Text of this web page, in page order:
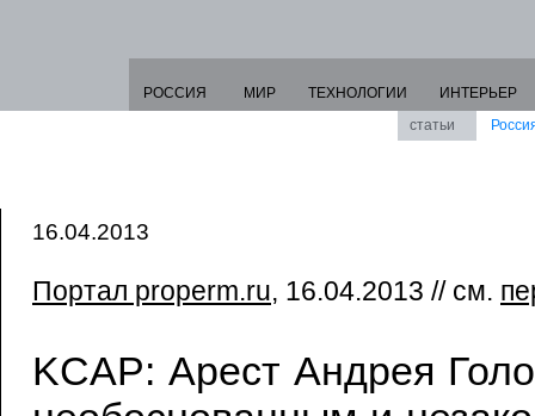
РОССИЯ МИР ТЕХНОЛОГИИ
ИНТЕРЬЕР
статьи
16.04.2013
Портал properm.ru, 16.04.2013 // см.
KCAP: Арест Андрея